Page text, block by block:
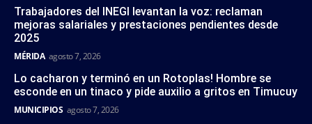
Trabajadores del INEGI levantan la voz: reclaman
mejoras salariales y prestaciones pendientes desde
2025
MÉRIDA agosto 7, 2026
Lo cacharon y terminó en un Rotoplas! Hombre se
esconde en un tinaco y pide auxilio a gritos en Timucuy
MUNICIPIOS agosto 7, 2026